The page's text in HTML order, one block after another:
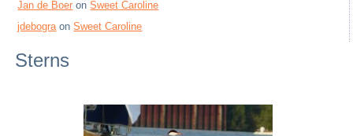
Jan de Boer onSweet Caroline
jdebograonSweet Caroline
Sterns